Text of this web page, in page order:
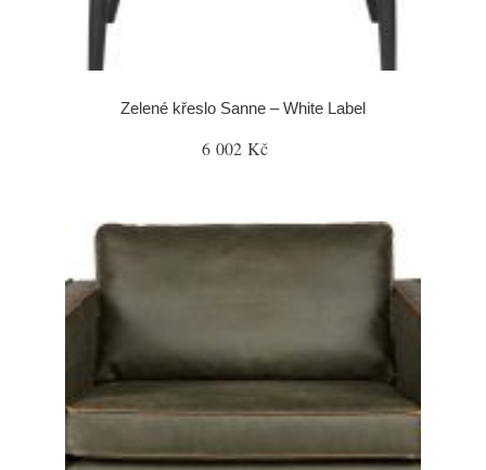
Zelené křeslo Sanne – White Label
6 002 Kč